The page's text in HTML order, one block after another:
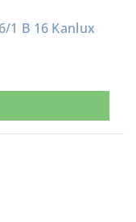
1 B 16 Kanlux